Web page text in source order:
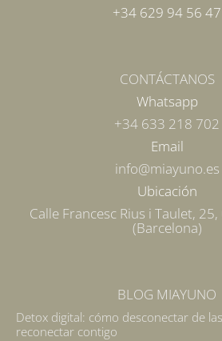
+34 629 94 56 47
CONTÁCTANOS
Whatsapp
+34 633 218 702
Email
info@miayuno.es
Ubicación
Calle Francesc Rius i Taulet,
(Barcelona)
BLOG MIAYUNO
Detox digital: cómo desconectar de
reconectar contigo